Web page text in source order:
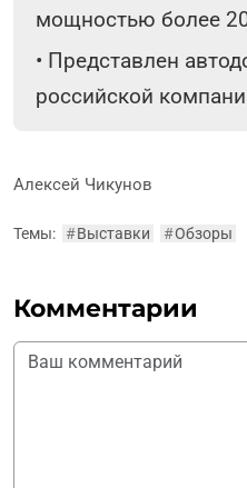
мощностью более
• Представлен
российской
Алексей Чикунов
Темы: #Выставки #Обзоры
Комментарии